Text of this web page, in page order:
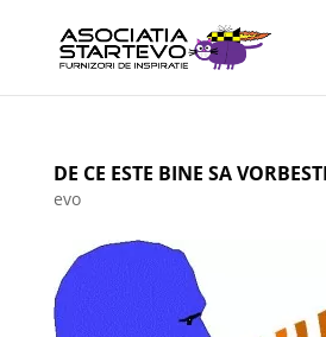
DE CE ESTE BINE SA
evo